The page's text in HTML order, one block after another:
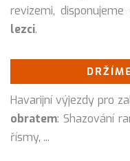
revizemi,
lezci.
Havarijní výjezdy pro
obratem: Shazování
řísmy, ...